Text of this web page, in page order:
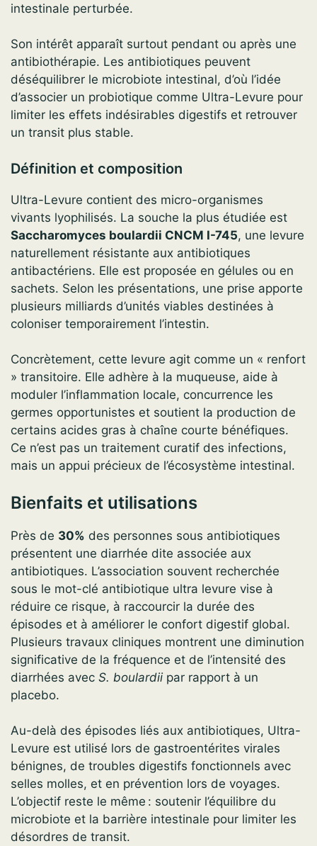
intestinale perturbée.
Son intérêt apparaît surtout pendant ou après une
antibiothérapie. Les antibiotiques peuvent
déséquilibrer le microbiote intestinal, d’où l’idée
d’associer un probiotique comme Ultra-Levure pour
limiter les effets indésirables digestifs et retrouver
un transit plus stable.
Définition et composition
Ultra-Levure contient des micro-organismes
vivants lyophilisés. La souche la plus étudiée est
Saccharomyces boulardii CNCM I-745, une levure
naturellement résistante aux antibiotiques
antibactériens. Elle est proposée en gélules ou en
sachets. Selon les présentations, une prise apporte
plusieurs milliards d’unités viables destinées à
coloniser temporairement l’intestin.
Concrètement, cette levure agit comme un « renfort
» transitoire. Elle adhère à la muqueuse, aide à
moduler l’inflammation locale, concurrence les
germes opportunistes et soutient la production de
certains acides gras à chaîne courte bénéfiques.
Ce n’est pas un traitement curatif des infections,
mais un appui précieux de l’écosystème intestinal.
Bienfaits et utilisations
Près de 30% des personnes sous antibiotiques
présentent une diarrhée dite associée aux
antibiotiques. L’association souvent recherchée
sous le mot-clé antibiotique ultra levure vise à
réduire ce risque, à raccourcir la durée des
épisodes et à améliorer le confort digestif global.
Plusieurs travaux cliniques montrent une diminution
significative de la fréquence et de l’intensité des
diarrhées avec S. boulardii par rapport à un
placebo.
Au-delà des épisodes liés aux antibiotiques, Ultra-
Levure est utilisé lors de gastroentérites virales
bénignes, de troubles digestifs fonctionnels avec
selles molles, et en prévention lors de voyages.
L’objectif reste le même : soutenir l’équilibre du
microbiote et la barrière intestinale pour limiter les
désordres de transit.